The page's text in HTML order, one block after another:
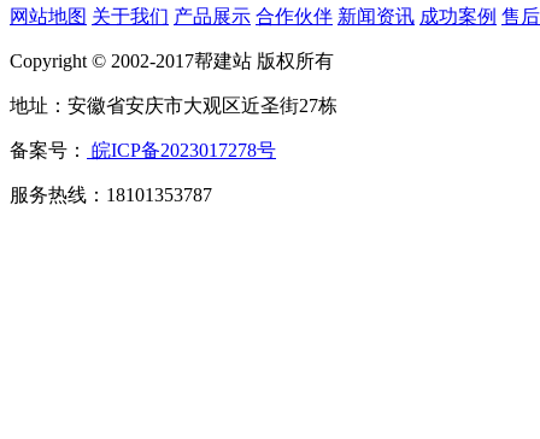
网站地图 关于我们 产品展示 合作伙伴 新闻资讯 成功案例 售
Copyright © 2002-2017帮建站 版权所有
地址：安徽省安庆市大观区近圣街27栋
备案号： 皖ICP备2023017278号
服务热线：18101353787